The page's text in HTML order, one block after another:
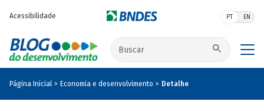
Acessibilidade PT EN
Buscar no site
Página Inicial Economia e desenvolvimento Detalhe